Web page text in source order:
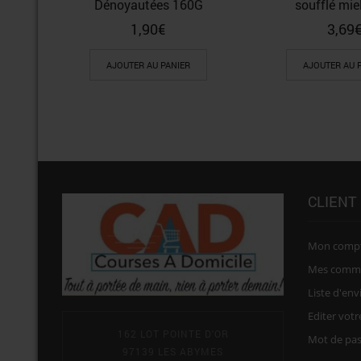
Dénoyautées 160G
1,90€
AJOUTER AU PANIER
soufflé
3,69€
AJOUTER AU
CLIENT
Mon
Mes
Liste
Editer
Mot de